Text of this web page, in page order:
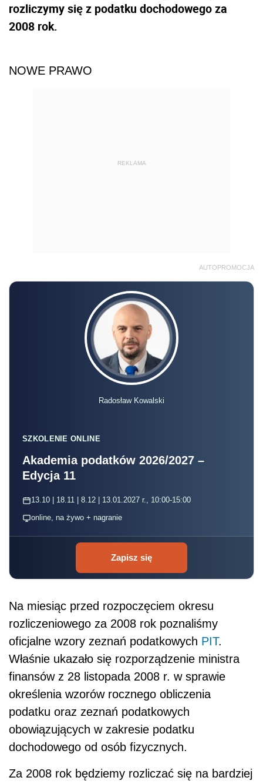
rozliczymy się z podatku dochodowego za
2008 rok.
NOWE PRAWO
REKLAMA
AUTOPROMOCJA
Radosław Kowalski
SZKOLENIE ONLINE
Akademia podatków 2026/2027 –
Edycja 11
13.10 | 18.11 | 8.12 | 13.01.2027 r., 10:00-15:00
online, na żywo + nagranie
Zapisz się
Na miesiąc przed rozpoczęciem okresu
rozliczeniowego za 2008 rok poznaliśmy
oficjalne wzory zeznań podatkowych PIT.
Właśnie ukazało się rozporządzenie ministra
finansów z 28 listopada 2008 r. w sprawie
określenia wzorów rocznego obliczenia
podatku oraz zeznań podatkowych
obowiązujących w zakresie podatku
dochodowego od osób fizycznych.
Za 2008 rok będziemy rozliczać się na bardziej